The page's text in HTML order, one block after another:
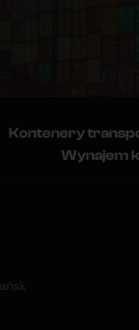
Kontenery
Wynajem